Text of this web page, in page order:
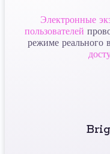
Электронные
пользователей
режиме реального